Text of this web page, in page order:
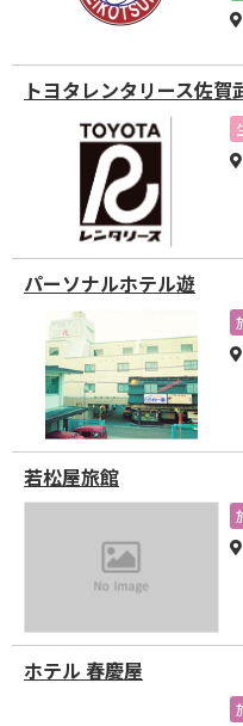
トヨタレンタリース佐賀
パーソナルホテル遊
若松屋旅館
ホテル 春慶屋